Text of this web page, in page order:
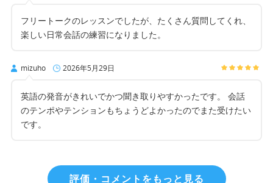
フリートークのレッスンでしたが、たくさん質問してくれ、
楽しい日常会話の練習になりました。
mizuho 2026年5月29日
英語の発音がきれいでかつ聞き取りやすかったです。 会話
のテンポやテンションもちょうどよかったのでまた受けたい
です。
評価・コメントをもっと見る